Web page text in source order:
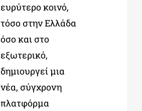
ευρύτερο κοινό,
τόσο στην Ελλάδα
όσο και στο
εξωτερικό,
δημιουργεί μια
νέα, σύγχρονη
πλατφόρμα